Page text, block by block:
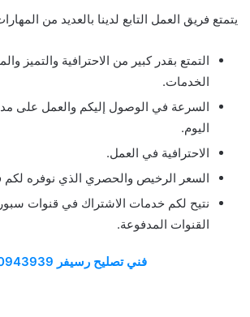
يتمتع فريق العمل التابع لدينا بالعديد من
التمتع بقدر كبير من الاحترافية والتميز
الخدمات.
السرعة في الوصول إليكم والعمل على
اليوم.
الاحترافية في العمل.
السعر الرخيص والحصري الذي نوفره لكم
نتيح لكم خدمات الاشتراك في قنوات
القنوات المدفوعة.
فني تصليح رسيفر 50943939